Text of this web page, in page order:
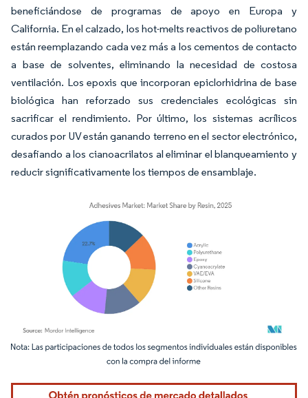
beneficiándose de programas de apoyo en Europa y
California. En el calzado, los hot-melts reactivos de poliuretano
están reemplazando cada vez más a los cementos de contacto
a base de solventes, eliminando la necesidad de costosa
ventilación. Los epoxis que incorporan epiclorhidrina de base
biológica han reforzado sus credenciales ecológicas sin
sacrificar el rendimiento. Por último, los sistemas acrílicos
curados por UV están ganando terreno en el sector electrónico,
desafiando a los cianoacrilatos al eliminar el blanqueamiento y
reducir significativamente los tiempos de ensamblaje.
Imagen © Mordor Intelligence. El uso requiere atribución según CC BY 4.0.